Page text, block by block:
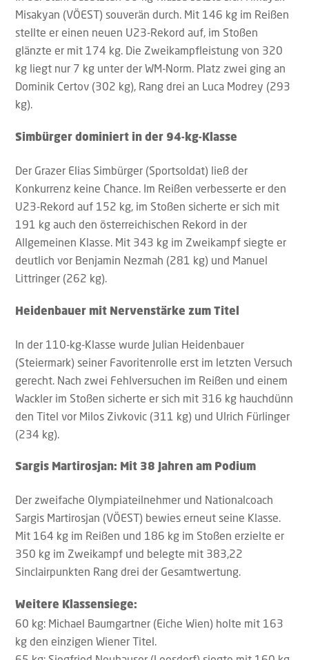
Misakyan (VÖEST) souverän durch. Mit 146 kg im Reißen
stellte er einen neuen U23-Rekord auf, im Stoßen
glänzte er mit 174 kg. Die Zweikampfleistung von 320
kg liegt nur 7 kg unter der WM-Norm. Platz zwei ging an
Dominik Certov (302 kg), Rang drei an Luca Modrey (293
kg).
Simbürger dominiert in der 94-kg-Klasse
Der Grazer Elias Simbürger (Sportsoldat) ließ der
Konkurrenz keine Chance. Im Reißen verbesserte er den
U23-Rekord auf 152 kg, im Stoßen sicherte er sich mit
191 kg auch den österreichischen Rekord in der
Allgemeinen Klasse. Mit 343 kg im Zweikampf siegte er
deutlich vor Benjamin Nezmah (281 kg) und Manuel
Littringer (262 kg).
Heidenbauer mit Nervenstärke zum Titel
In der 110-kg-Klasse wurde Julian Heidenbauer
(Steiermark) seiner Favoritenrolle erst im letzten Versuch
gerecht. Nach zwei Fehlversuchen im Reißen und einem
Wackler im Stoßen sicherte er sich mit 316 kg hauchdünn
den Titel vor Milos Zivkovic (311 kg) und Ulrich Fürlinger
(234 kg).
Sargis Martirosjan: Mit 38 Jahren am Podium
Der zweifache Olympiateilnehmer und Nationalcoach
Sargis Martirosjan (VÖEST) bewies erneut seine Klasse.
Mit 164 kg im Reißen und 186 kg im Stoßen erzielte er
350 kg im Zweikampf und belegte mit 383,22
Sinclairpunkten Rang drei der Gesamtwertung.
Weitere Klassensiege:
60 kg: Michael Baumgartner (Eiche Wien) holte mit 163
kg den einzigen Wiener Titel.